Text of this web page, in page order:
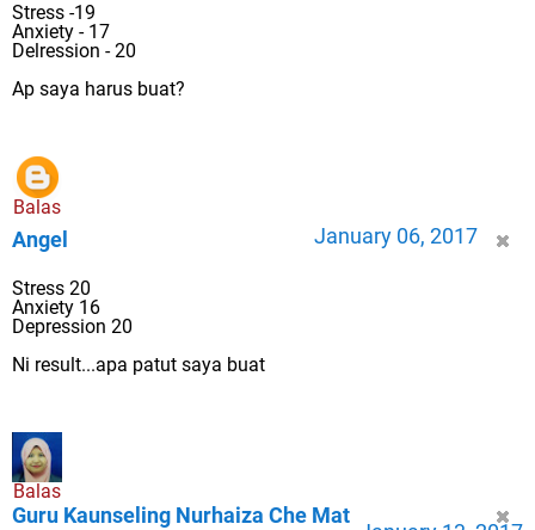
Stress -19
Anxiety - 17
Delression - 20
Ap saya harus buat?
Balas
Angel January 06, 2017
Stress 20
Anxiety 16
Depression 20
Ni result...apa patut saya buat
Balas
Guru Kaunseling Nurhaiza Che Mat